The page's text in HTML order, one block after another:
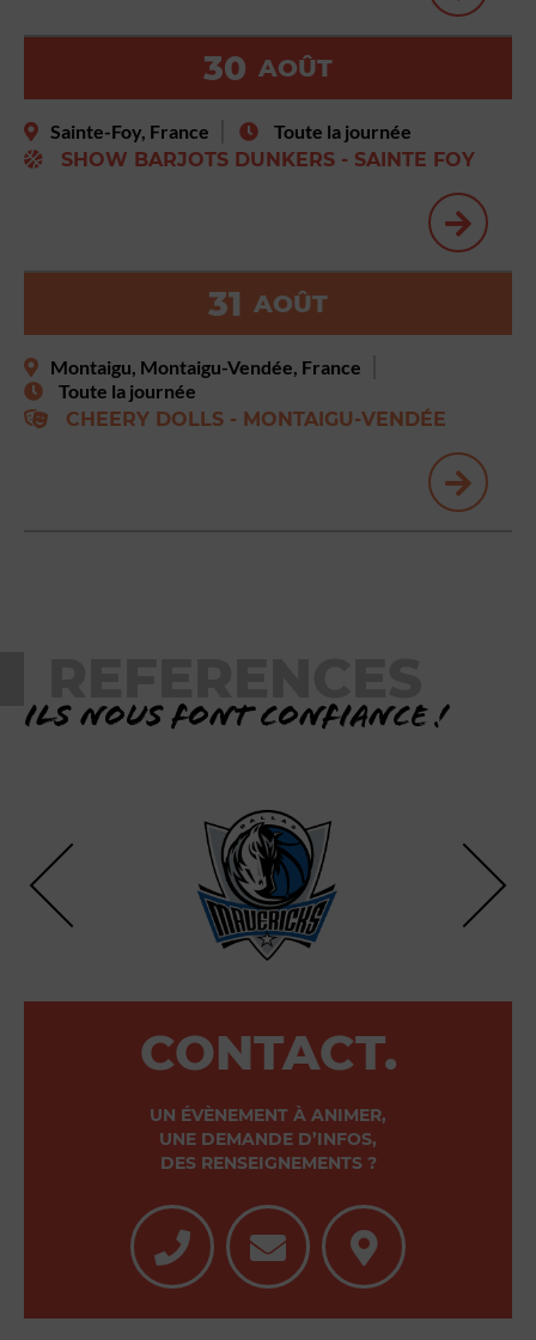
30 AOÛT
Sainte-Foy, France
Toute la journée
SHOW BARJOTS DUNKERS - SAINTE FOY
31 AOÛT
Montaigu, Montaigu-Vendée, France
Toute la journée
CHEERY DOLLS - MONTAIGU-VENDÉE
Ils nous font confiance !
CONTACT.
UN ÉVÈNEMENT À ANIMER,
UNE DEMANDE D’INFOS,
DES RENSEIGNEMENTS ?